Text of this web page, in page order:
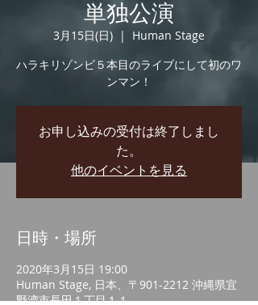
単独公演
3月15日(日)
  |
Human Stage
ハラキリゾンビ５本目のライブにして初のワ
ンマン！
お申し込みの受付は終了しまし
た。
他のイベントを見る
日時・場所
2020年3月15日 19:00
Human Stage, 日本、〒901-2212 沖縄県宜
野湾市長田１丁目１１